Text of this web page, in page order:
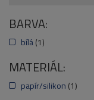
BARVA:
bílá (1)
MATERIÁL:
papír/silikon (1)